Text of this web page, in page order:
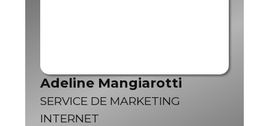
Adeline Mangiarotti
SERVICE DE MARKETING
INTERNET